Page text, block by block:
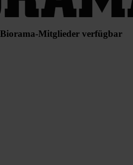
Mitglieder verfügbar